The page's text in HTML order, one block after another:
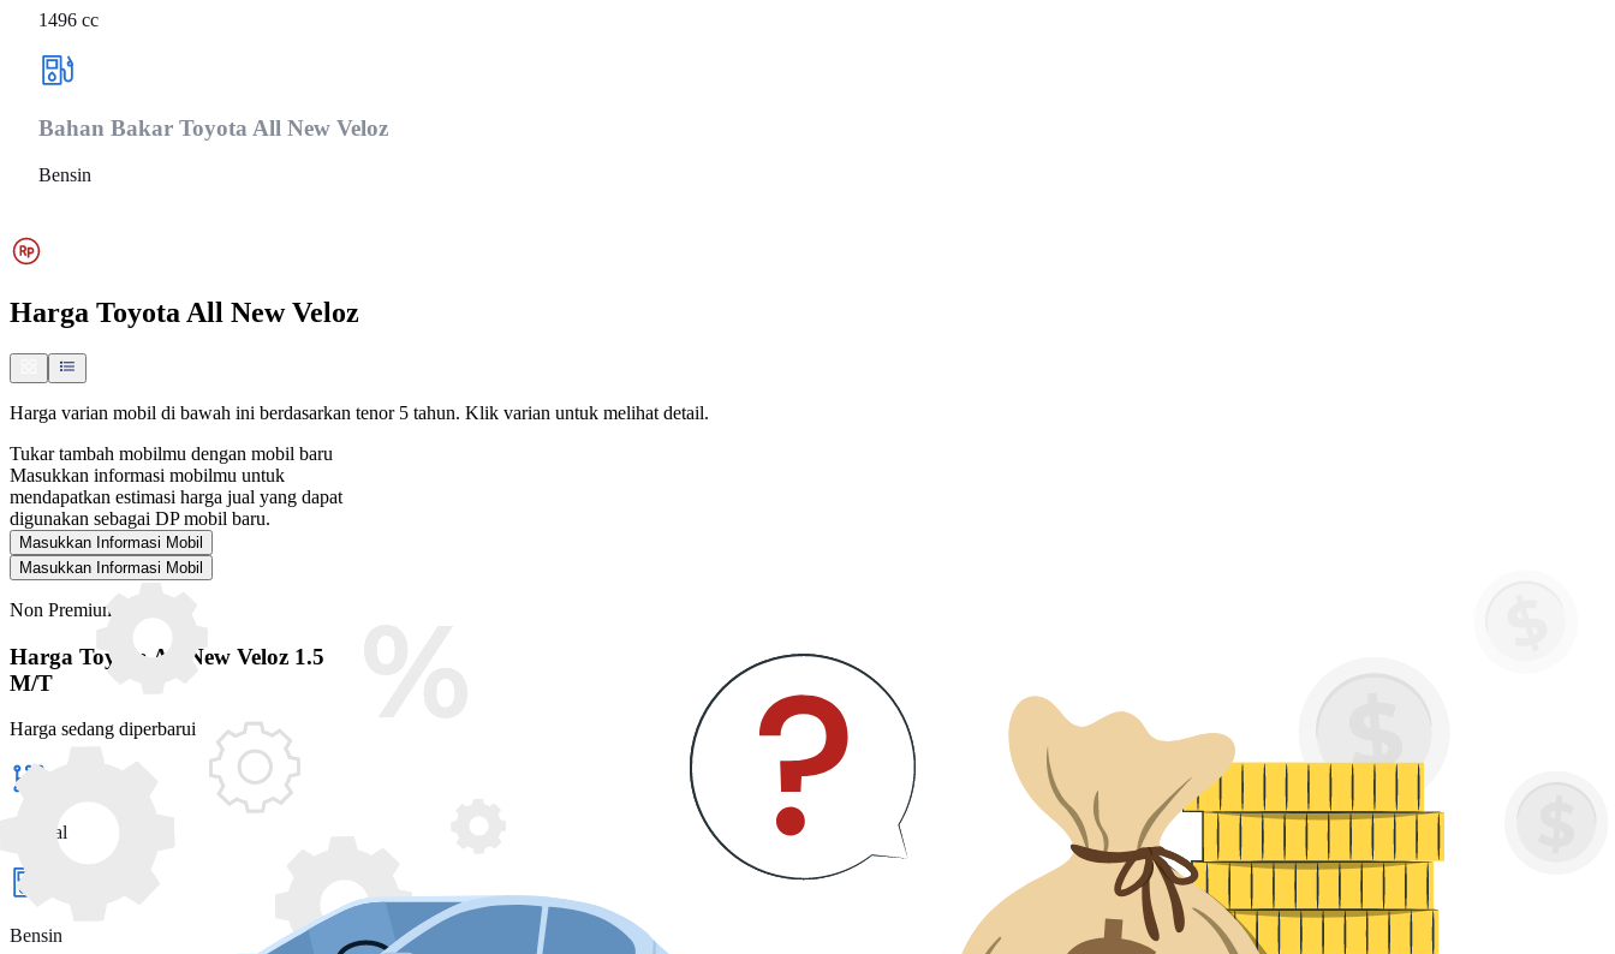
1496 cc
Bahan Bakar Toyota All New Veloz
Bensin
Harga Toyota All New Veloz
Harga varian mobil di bawah ini berdasarkan tenor 5 tahun. Klik varian untuk melihat detail.
Tukar tambah mobilmu dengan mobil baru
Masukkan informasi mobilmu untuk
mendapatkan estimasi harga jual yang dapat
digunakan sebagai DP mobil baru.
Masukkan Informasi Mobil
Masukkan Informasi Mobil
Non Premium Color
Harga Toyota All New Veloz 1.5
M/T
Harga sedang diperbarui
Manual
Bensin